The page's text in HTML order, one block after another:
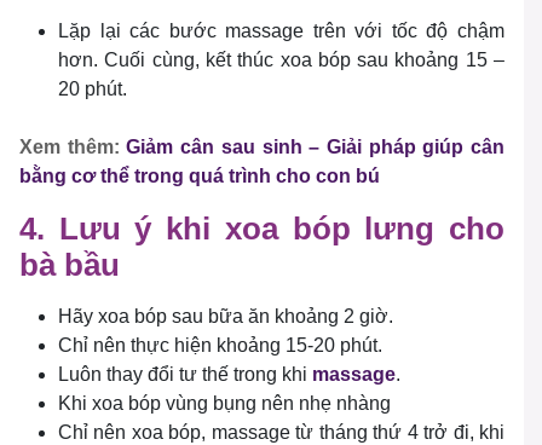
Lặp lại các bước massage trên với tốc độ chậm
hơn. Cuối cùng, kết thúc xoa bóp sau khoảng 15 –
20 phút.
Xem thêm: Giảm cân sau sinh – Giải pháp giúp cân
bằng cơ thể trong quá trình cho con bú
4. Lưu ý khi xoa bóp lưng cho
bà bầu
Hãy xoa bóp sau bữa ăn khoảng 2 giờ.
Chỉ nên thực hiện khoảng 15-20 phút.
Luôn thay đổi tư thế trong khi massage.
Khi xoa bóp vùng bụng nên nhẹ nhàng
Chỉ nên xoa bóp, massage từ tháng thứ 4 trở đi, khi